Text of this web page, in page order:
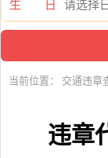
生 日
当前位置： 交通违章
违章